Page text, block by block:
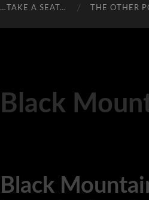
…TAKE A SEAT… THE OTHER
Black
Black